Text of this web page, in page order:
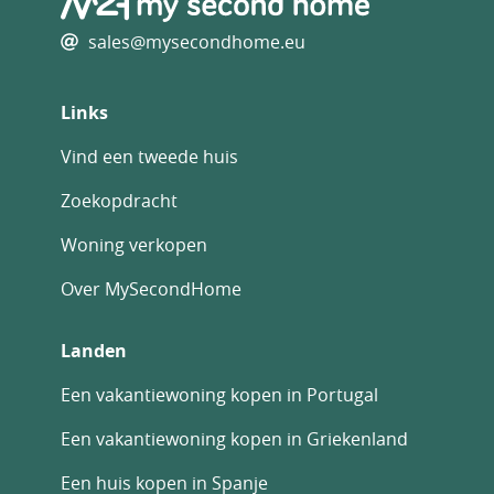
sales@mysecondhome.eu
Links
Vind een tweede huis
Zoekopdracht
Woning verkopen
Over MySecondHome
Landen
Een vakantiewoning kopen in Portugal
Een vakantiewoning kopen in Griekenland
Een huis kopen in Spanje